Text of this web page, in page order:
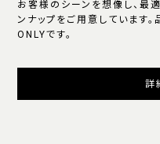
お客様のシーンを想像し、最
ンナップをご用意しています
ONLYです。
詳